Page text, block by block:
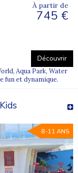
À partir de
745 €
Découvrir
Aqua Park, Water
fun et dynamique.
8-11 ANS